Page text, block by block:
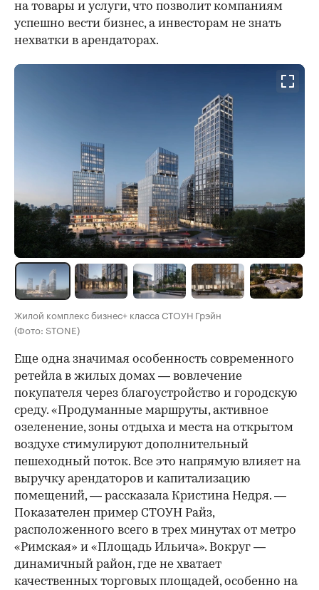
на товары и услуги, что позволит компаниям
успешно вести бизнес, а инвесторам не знать
нехватки в арендаторах.
Жилой комплекс бизнес+ класса СТОУН Грэйн
(Фото: STONE)
Еще одна значимая особенность современного
ретейла в жилых домах — вовлечение
покупателя через благоустройство и городскую
среду. «Продуманные маршруты, активное
озеленение, зоны отдыха и места на открытом
воздухе стимулируют дополнительный
пешеходный поток. Все это напрямую влияет на
выручку арендаторов и капитализацию
помещений, — рассказала Кристина Недря. —
Показателен пример СТОУН Райз,
расположенного всего в трех минутах от метро
«Римская» и «Площадь Ильича». Вокруг —
динамичный район, где не хватает
качественных торговых площадей, особенно на